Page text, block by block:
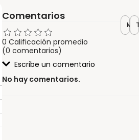
Comentarios
0 Calificación promedio
(0 comentarios)
Escribe un comentario
No hay comentarios.